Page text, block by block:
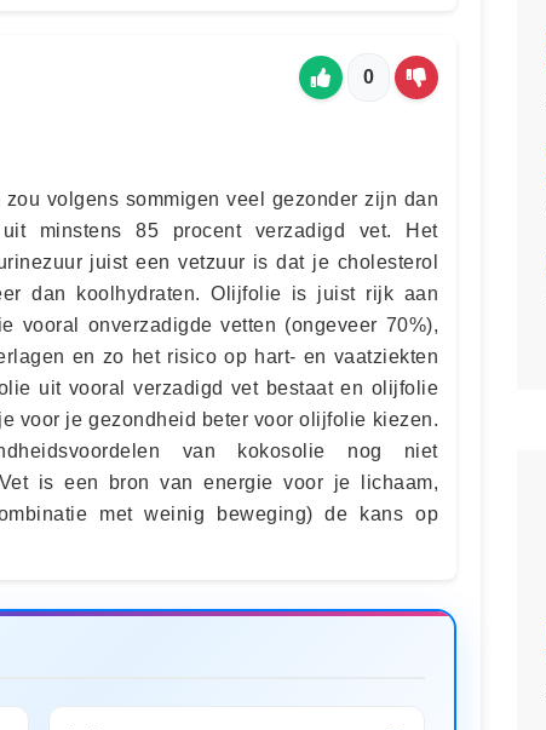
0
volgens sommigen veel gezonder zijn dan
minstens 85 procent verzadigd vet. Het
juist een vetzuur is dat je cholesterol
dan koolhydraten. Olijfolie is juist rijk aan
vooral onverzadigde vetten (ongeveer 70%),
en zo het risico op hart- en vaatziekten
uit vooral verzadigd vet bestaat en olijfolie
voor je gezondheid beter voor olijfolie kiezen.
van kokosolie nog niet
is een bron van energie voor je lichaam,
met weinig beweging) de kans op